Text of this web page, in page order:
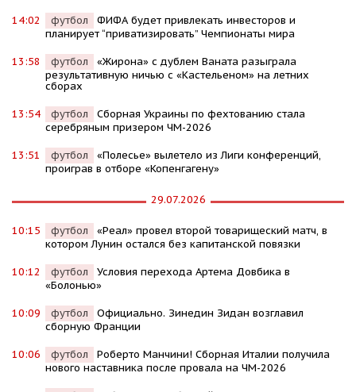
14:02 футбол
ФИФА будет привлекать инвесторов и
планирует “приватизировать” Чемпионаты мира
13:58 футбол
«Жирона» с дублем Ваната разыграла
результативную ничью с «Кастельеном» на летних
сборах
13:54 футбол
Сборная Украины по фехтованию стала
серебряным призером ЧМ-2026
13:51 футбол
«Полесье» вылетело из Лиги конференций,
проиграв в отборе «Копенгагену»
29.07.2026
10:15 футбол
«Реал» провел второй товарищеский матч, в
котором Лунин остался без капитанской повязки
10:12 футбол
Условия перехода Артема Довбика в
«Болонью»
10:09 футбол
Официально. Зинедин Зидан возглавил
сборную Франции
10:06 футбол
Роберто Манчини! Сборная Италии получила
нового наставника после провала на ЧМ-2026